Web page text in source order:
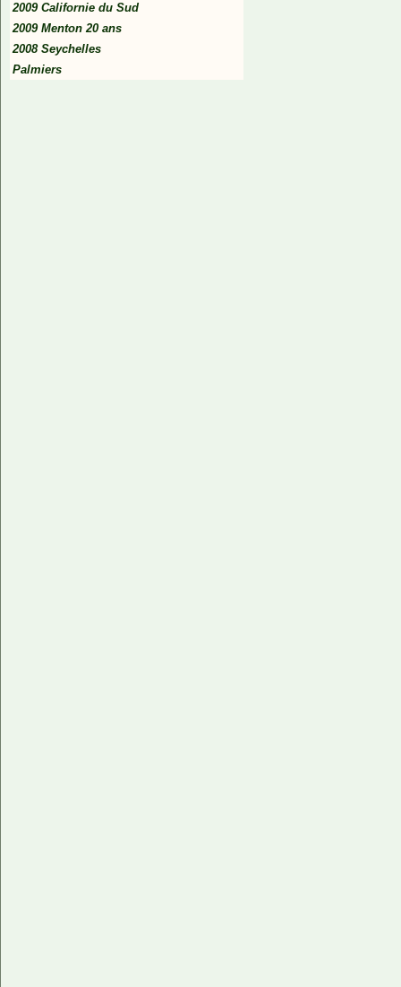
2009 Californie du Sud
2009 Menton 20 ans
2008 Seychelles
Palmiers